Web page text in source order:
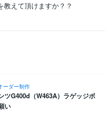
えて頂けますか？？
ーダー制作
ツG400d（W463A）ラゲッジボ
い